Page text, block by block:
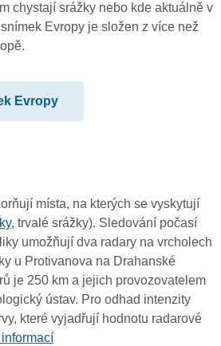
chystají srážky nebo kde aktuálně v
Evropy je složen z více než
Evropy
místa, na kterých se vyskytují
, trvalé srážky). Sledování počasí
umožňují dva radary na vrcholech
u Protivanova na Drahanské
je 250 km a jejich provozovatelem
ústav. Pro odhad intenzity
které vyjadřují hodnotu radarové